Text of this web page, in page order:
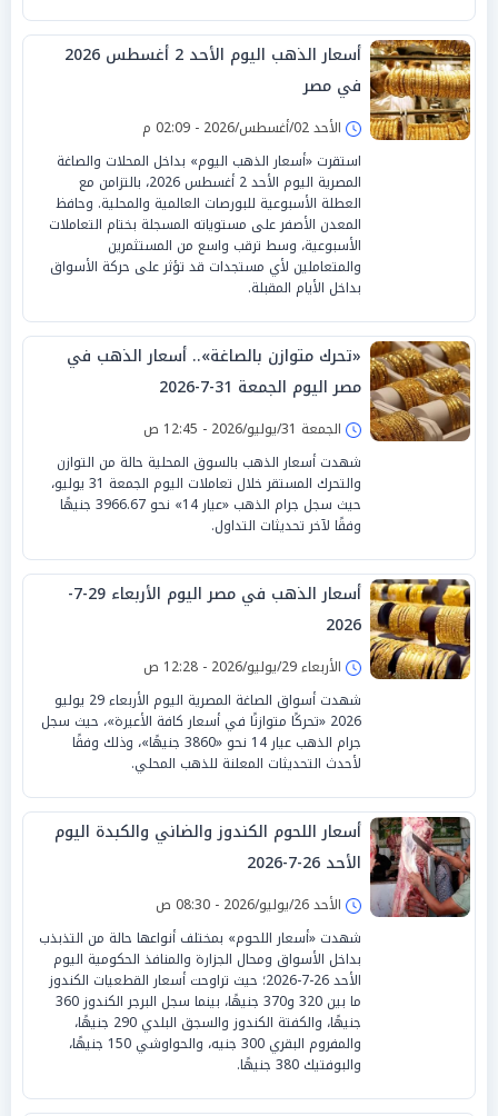
أسعار الذهب اليوم الأحد 2 أغسطس 2026
في مصر
الأحد 02/أغسطس/2026 - 02:09 م
استقرت «أسعار الذهب اليوم» بداخل المحلات والصاغة
المصرية اليوم الأحد 2 أغسطس 2026، بالتزامن مع
العطلة الأسبوعية للبورصات العالمية والمحلية. وحافظ
المعدن الأصفر على مستوياته المسجلة بختام التعاملات
الأسبوعية، وسط ترقب واسع من المستثمرين
والمتعاملين لأي مستجدات قد تؤثر على حركة الأسواق
بداخل الأيام المقبلة.
«تحرك متوازن بالصاغة».. أسعار الذهب في
مصر اليوم الجمعة 31-7-2026
الجمعة 31/يوليو/2026 - 12:45 ص
شهدت أسعار الذهب بالسوق المحلية حالة من التوازن
والتحرك المستقر خلال تعاملات اليوم الجمعة 31 يوليو،
حيث سجل جرام الذهب «عيار 14» نحو 3966.67 جنيهًا
وفقًا لآخر تحديثات التداول.
أسعار الذهب في مصر اليوم الأربعاء 29-7-
2026
الأربعاء 29/يوليو/2026 - 12:28 ص
شهدت أسواق الصاغة المصرية اليوم الأربعاء 29 يوليو
2026 «تحركًا متوازنًا في أسعار كافة الأعيرة»، حيث سجل
جرام الذهب عيار 14 نحو «3860 جنيهًا»، وذلك وفقًا
لأحدث التحديثات المعلنة للذهب المحلي.
أسعار اللحوم الكندوز والضاني والكبدة اليوم
الأحد 26-7-2026
الأحد 26/يوليو/2026 - 08:30 ص
شهدت «أسعار اللحوم» بمختلف أنواعها حالة من التذبذب
بداخل الأسواق ومحال الجزارة والمنافذ الحكومية اليوم
الأحد 26-7-2026؛ حيث تراوحت أسعار القطعيات الكندوز
ما بين 320 و370 جنيهًا، بينما سجل البرجر الكندوز 360
جنيهًا، والكفتة الكندوز والسجق البلدي 290 جنيهًا،
والمفروم البقري 300 جنيه، والحواوشي 150 جنيهًا،
والبوفتيك 380 جنيهًا.